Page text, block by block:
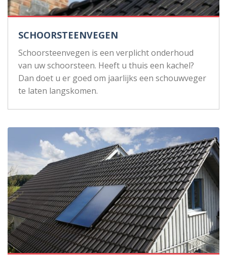
SCHOORSTEENVEGEN
Schoorsteenvegen is een verplicht onderhoud
van uw schoorsteen. Heeft u thuis een kachel?
Dan doet u er goed om jaarlijks een schouwveger
te laten langskomen.